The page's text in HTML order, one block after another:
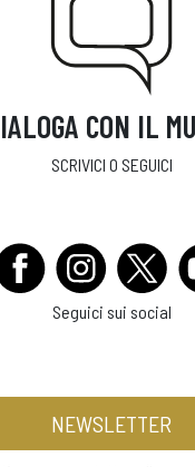
CON IL
SCRIVICI O SEGUICI
Seguici sui social
NEWSLETTER